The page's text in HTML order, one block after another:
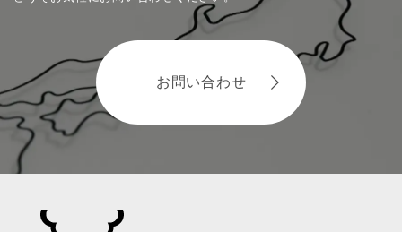
お問い合わせ